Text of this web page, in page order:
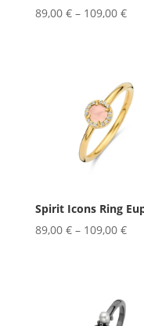
89,00 €– 109,00 €
89,00 €– 109,00 €